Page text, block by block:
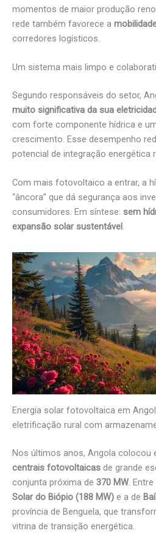
momentos de maior produção
rede também favorece a
corredores logísticos.
Um sistema mais limpo e
Segundo responsáveis do setor,
muito significativa da sua
com forte componente hídrica e
crescimento. Esse desempenho
potencial de integração energética
Com mais fotovoltaico a entrar, a
“âncora” que dá segurança aos
consumidores. Em síntese: sem
expansão solar sustentável .
Energia solar fotovoltaica em
eletrificação rural com
Nos últimos anos, Angola colocou
centrais fotovoltaicas de grande
conjunta próxima de 370 MW.
Solar do Biópio (188 MW) e a de
província de Benguela, que
vitrina de transição energética.